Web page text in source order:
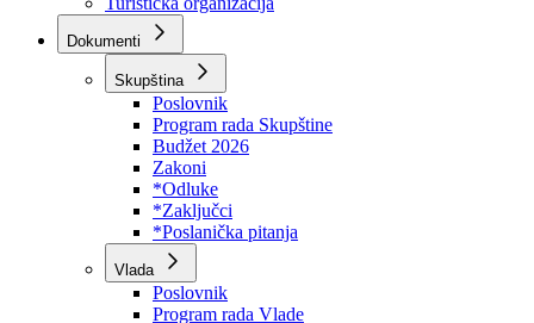
Arhiv kantona
Kantonalni stambeni fond
Turistička organizacija
Dokumenti
Skupština
Poslovnik
Program rada Skupštine
Budžet 2026
Zakoni
*Odluke
*Zaključci
*Poslanička pitanja